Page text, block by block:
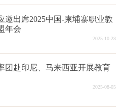
邀出席2025中国-柬埔寨职业教
年会
2025-10-28
团赴印尼、马来西亚开展教育
2025-08-05